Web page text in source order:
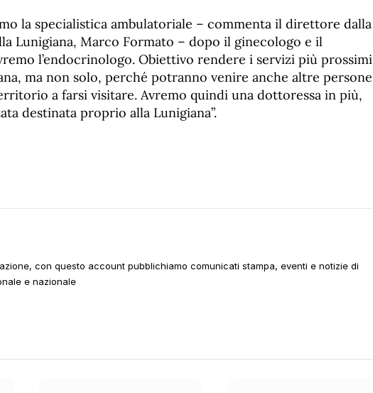
la specialistica ambulatoriale – commenta il direttore dalla
Lunigiana, Marco Formato – dopo il ginecologo e il
l’endocrinologo. Obiettivo rendere i servizi più prossimi
ma non solo, perché potranno venire anche altre persone
a farsi visitare. Avremo quindi una dottoressa in più,
destinata proprio alla Lunigiana”.
con questo account pubblichiamo comunicati stampa, eventi e notizie di
e nazionale